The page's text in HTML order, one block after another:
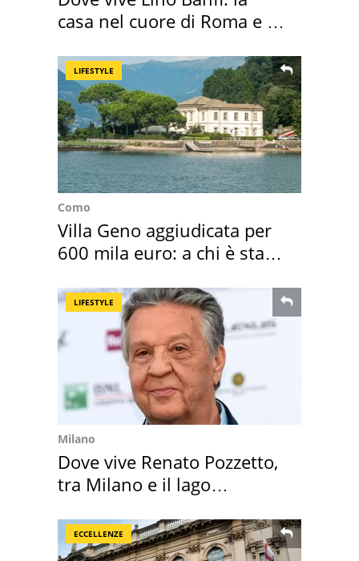
casa nel cuore di Roma e i
LIFESTYLE
Como
Villa Geno aggiudicata per
600 mila euro: a chi è stata
LIFESTYLE
Milano
Dove vive Renato Pozzetto,
tra Milano e il lago
ECCELLENZE